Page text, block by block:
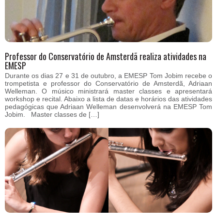
Professor do Conservatório de Amsterdã realiza atividades na
EMESP
Durante os dias 27 e 31 de outubro, a EMESP Tom Jobim recebe o
trompetista e professor do Conservatório de Amsterdã, Adriaan
Welleman. O músico ministrará master classes e apresentará
workshop e recital. Abaixo a lista de datas e horários das atividades
pedagógicas que Adriaan Welleman desenvolverá na EMESP Tom
Jobim. Master classes de […]